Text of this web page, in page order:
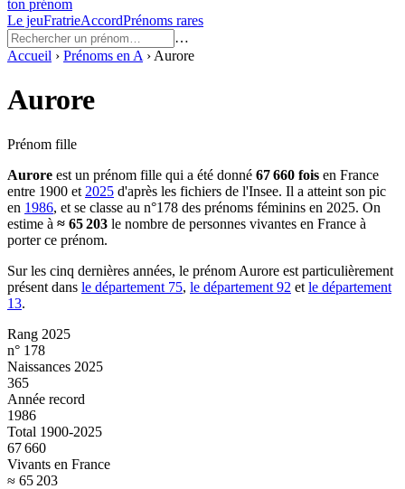
ton prénom
Le jeuFratrieAccordPrénoms rares
…
Accueil › Prénoms en A › Aurore
Aurore
Prénom fille
Aurore est un prénom fille qui a été donné 67 660 fois en France
entre 1900 et 2025 d'après les fichiers de l'Insee. Il a atteint son pic
en 1986, et se classe au n°178 des prénoms féminins en 2025. On
estime à ≈ 65 203 le nombre de personnes vivantes en France à
porter ce prénom.
Sur les cinq dernières années, le prénom Aurore est particulièrement
présent dans le département 75, le département 92 et le département
13.
Rang 2025
n° 178
Naissances 2025
365
Année record
1986
Total 1900-2025
67 660
Vivants en France
≈ 65 203